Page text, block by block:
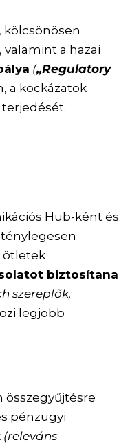
kölcsönösen
a hazai
(„Regulatory
a kockázatok
Hub-ként és
ötletek
biztosítana
szereplők,
legjobb
pénzügyi
(releváns